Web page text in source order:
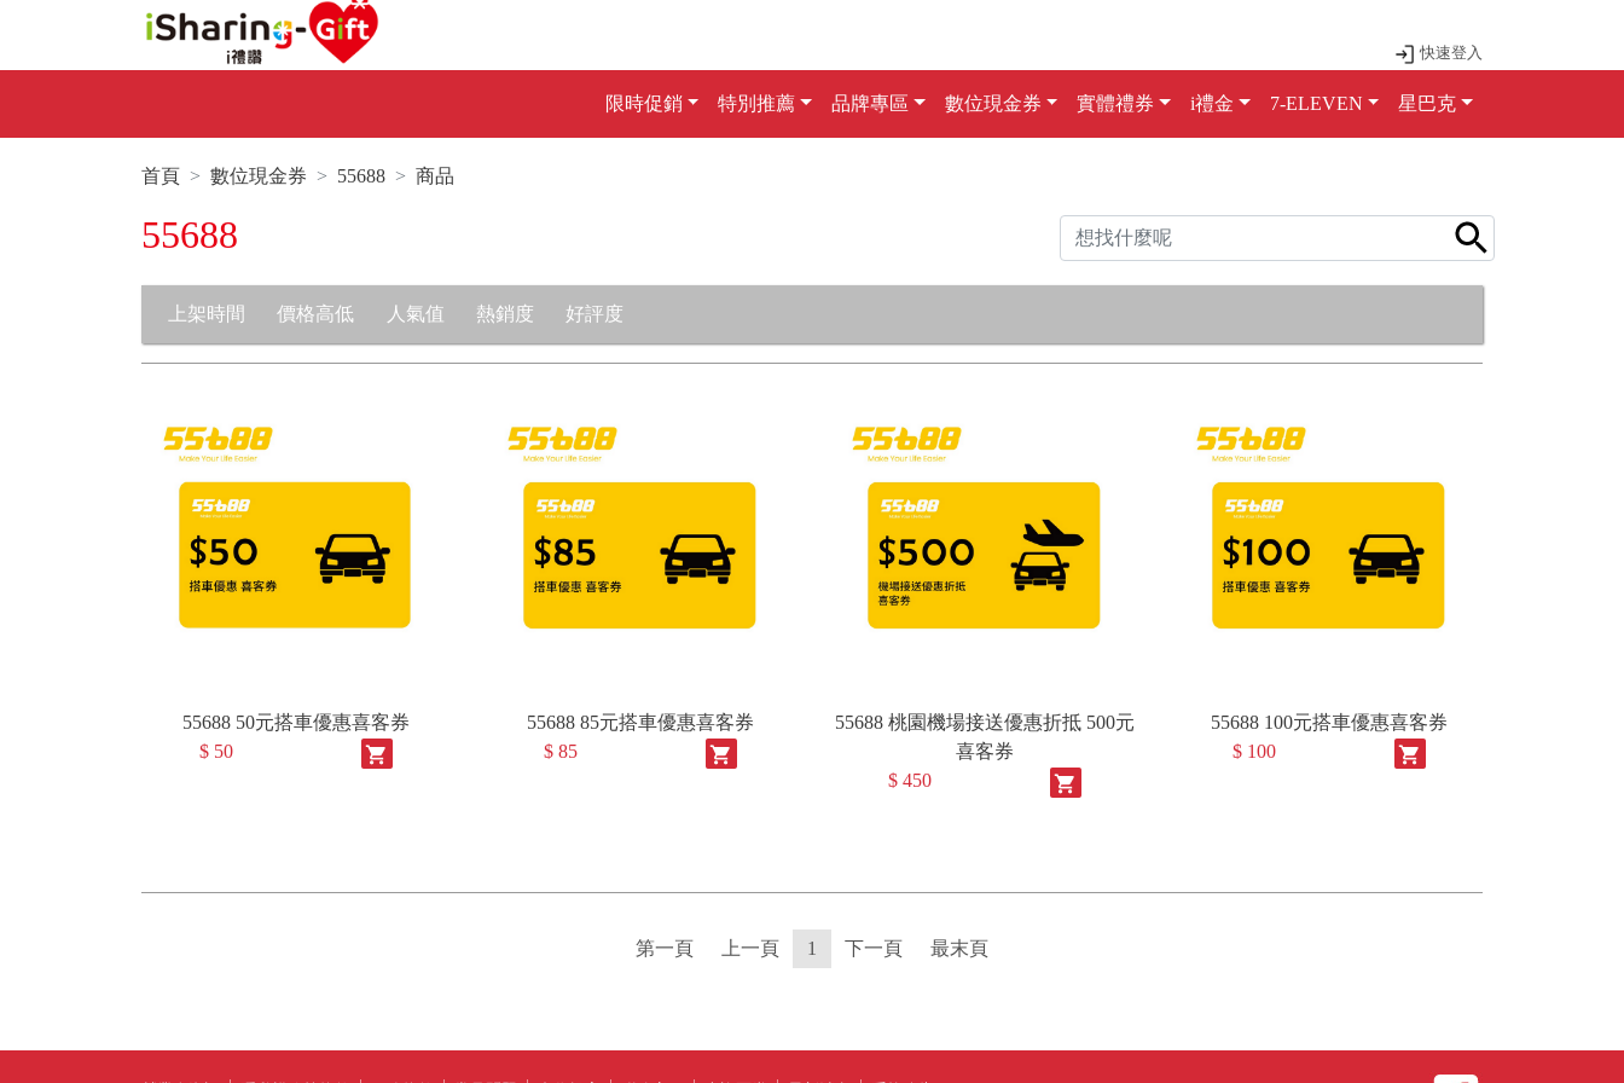
快速登入
限時促銷 特別推薦 品牌專區 數位現金券 實體禮券 i禮金 7-ELEVEN 星巴克
首頁 數位現金券 55688 商品
55688
上架時間 價格高低 人氣值 熱銷度 好評度
55688 50元搭車優惠喜客券
$ 50
shopping_cart
55688 85元搭車優惠喜客券
$ 85
shopping_cart
55688 桃園機場接送優惠折抵 500元
喜客券
$ 450
shopping_cart
55688 100元搭車優惠喜客券
$ 100
shopping_cart
第一頁 上一頁 1 下一頁 最末頁